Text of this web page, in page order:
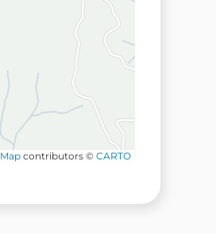
contributors © CARTO